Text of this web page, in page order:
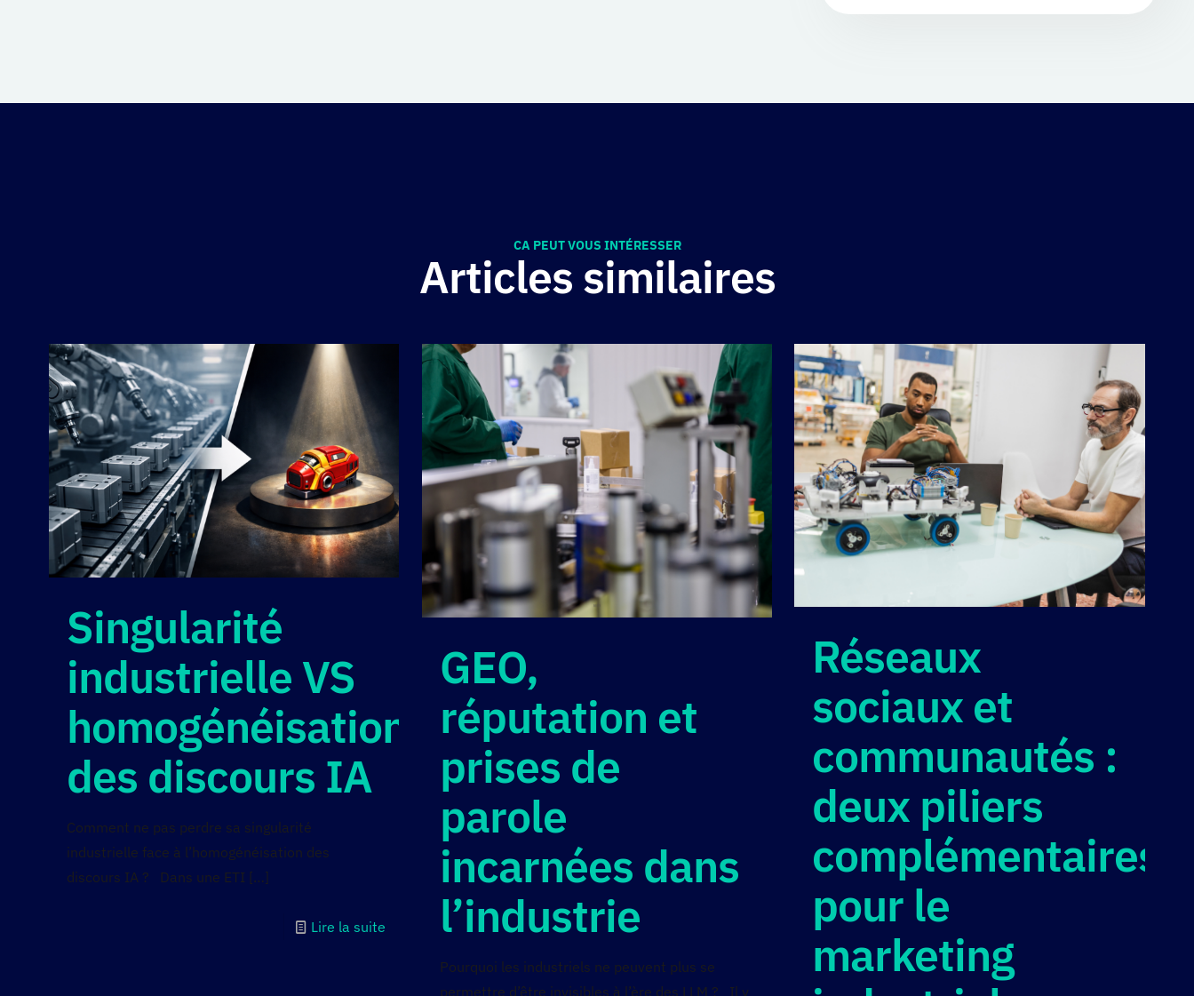
CA PEUT VOUS INTÉRESSER
Articles similaires
Singularité
industrielle VS
homogénéisation
des discours IA
Comment ne pas perdre sa singularité
industrielle face à l’homogénéisation des
discours IA ? Dans une ETI […]
Lire la suite
GEO,
réputation et
prises de
parole
incarnées dans
l’industrie
Pourquoi les industriels ne peuvent plus se
permettre d’être invisibles à l’ère des LLM ? Il y
Réseaux
sociaux et
communautés :
deux piliers
complémentaires
pour le
marketing